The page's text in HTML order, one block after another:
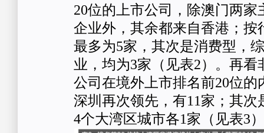
20位的上市公司，除澳门两家
企业外，其余都来自香港；按
最多为5家，其次是消费型，
业，均为3家（见表2）。再看
公司在境外上市排名前20位的
深圳再次领先，有11家；其次
4个大湾区城市各1家（见表3